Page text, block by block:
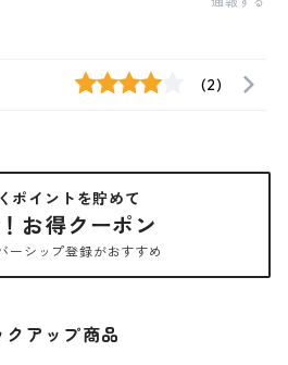
(2)
ポイントを貯めて
お得クーポン
ーシップ登録がおすすめ
クアップ商品